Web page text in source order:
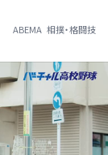
ABEMA 相撲・格闘技